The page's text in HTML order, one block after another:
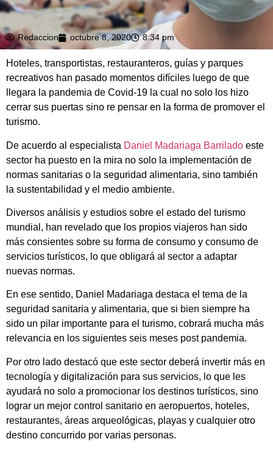
Redaccion octubre 8, 2020 8:34 pm
Hoteles, transportistas, restauranteros, guías y parques
recreativos han pasado momentos difíciles luego de que
llegara la pandemia de Covid-19 la cual no solo los hizo
cerrar sus puertas sino re pensar en la forma de promover el
turismo.
De acuerdo al especialista Daniel Madariaga Barrilado este
sector ha puesto en la mira no solo la implementación de
normas sanitarias o la seguridad alimentaria, sino también
la sustentabilidad y el medio ambiente.
Diversos análisis y estudios sobre el estado del turismo
mundial, han revelado que los propios viajeros han sido
más consientes sobre su forma de consumo y consumo de
servicios turísticos, lo que obligará al sector a adaptar
nuevas normas.
En ese sentido, Daniel Madariaga destaca el tema de la
seguridad sanitaria y alimentaria, que si bien siempre ha
sido un pilar importante para el turismo, cobrará mucha más
relevancia en los siguientes seis meses post pandemia.
Por otro lado destacó que este sector deberá invertir más en
tecnología y digitalización para sus servicios, lo que les
ayudará no solo a promocionar los destinos turísticos, sino
lograr un mejor control sanitario en aeropuertos, hoteles,
restaurantes, áreas arqueológicas, playas y cualquier otro
destino concurrido por varias personas.